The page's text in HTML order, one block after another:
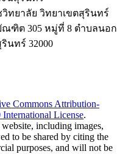
ทยาลัย วิทยาเขตสุรินทร์
ณฑิต 305 หมู่ที่ 8 ตำบลนอก
นทร์ 32000
Commons Attribution-
License.
including images,
to be shared by citing the
purposes, and will not be